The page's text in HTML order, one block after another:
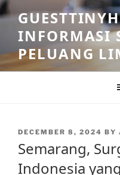
Skip
to
contentINFORMASI
PELUANG
POSTED
DECEMBER 8, 2024 BY
Semarang,
Indonesia